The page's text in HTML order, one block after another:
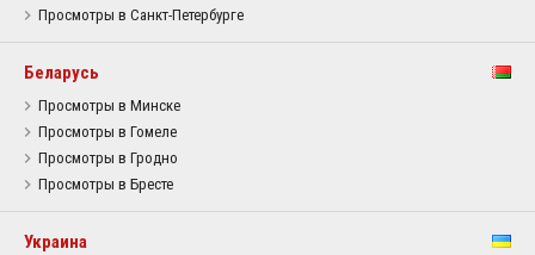
Просмотры в Санкт-Петербурге
Беларусь
Просмотры в Минске
Просмотры в Гомеле
Просмотры в Гродно
Просмотры в Бресте
Украина